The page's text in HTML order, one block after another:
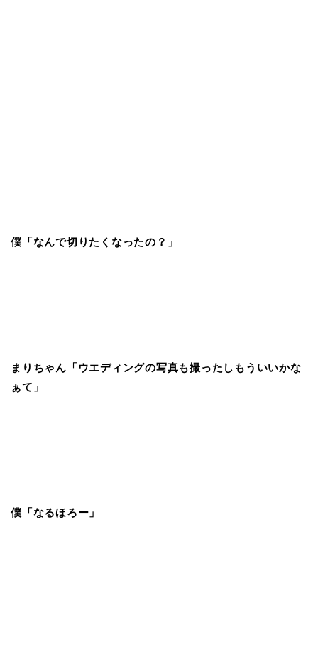
僕「なんで切りたくなったの？」
まりちゃん「ウエディングの写真も撮ったしもういいかな
ぁて」
僕「なるほろー」